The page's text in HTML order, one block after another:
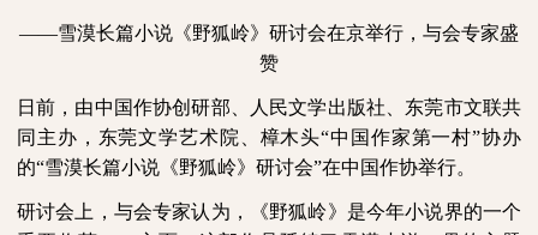
——雪漠长篇小说《野狐岭》研讨会在京举行，与会专家盛
赞
日前，由中国作协创研部、人民文学出版社、东莞市文联共
同主办，东莞文学艺术院、樟木头“中国作家第一村”协办
的“雪漠长篇小说《野狐岭》研讨会”在中国作协举行。
研讨会上，与会专家认为，《野狐岭》是今年小说界的一个